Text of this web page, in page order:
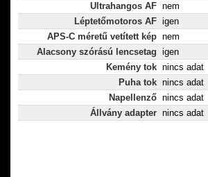
Ultrahangos AF nem
Léptetőmotoros AF igen
APS-C méretű vetített kép nem
Alacsony szórású lencsetag igen
Kemény tok nincs adat
Puha tok nincs adat
Napellenző nincs adat
Állvány adapter nincs adat